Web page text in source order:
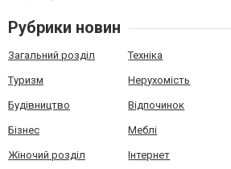
Рубрики новин
Загальний розділ Техніка
Туризм Нерухомість
Будівництво Відпочинок
Бізнес Меблі
Жіночий розділ Інтернет